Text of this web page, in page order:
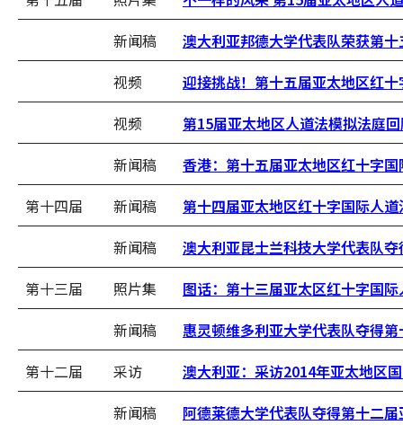
新闻稿
澳大利亚邦德大学代表队荣获第
视频
迎接挑战！第十五届亚太地区红
视频
第15届亚太地区人道法模拟法庭
新闻稿
香港：第十五届亚太地区红十字
第十四届
新闻稿
第十四届亚太地区红十字国际人
新闻稿
澳大利亚昆士兰科技大学代表队
第十三届
照片集
图话：第十三届亚太区红十字国
新闻稿
惠灵顿维多利亚大学代表队夺得
第十二届
采访
澳大利亚：采访2014年亚太地区
新闻稿
阿德莱德大学代表队夺得第十二